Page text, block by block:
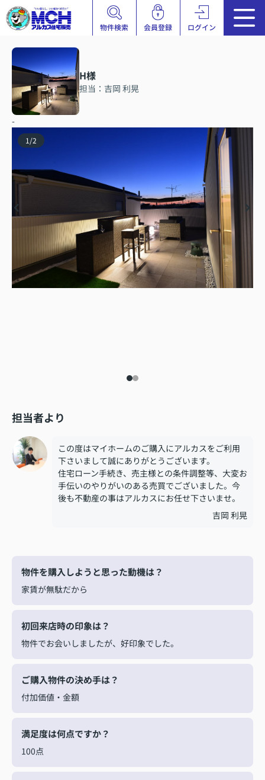
物件検索 会員登録 ログイン
H様
担当：吉岡 利晃
-
1/2
担当者より
この度はマイホームのご購入にアルカスをご利用
下さいまして誠にありがとうございます。
住宅ローン手続き、売主様との条件調整等、大変お
手伝いのやりがいのある売買でございました。今
後も不動産の事はアルカスにお任せ下さいませ。
吉岡 利晃
物件を購入しようと思った動機は？
家賃が無駄だから
初回来店時の印象は？
物件でお会いしましたが、好印象でした。
ご購入物件の決め手は？
付加価値・金額
満足度は何点ですか？
100点